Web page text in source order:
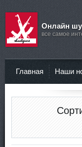
Онлайн
все самое
Главная Наши